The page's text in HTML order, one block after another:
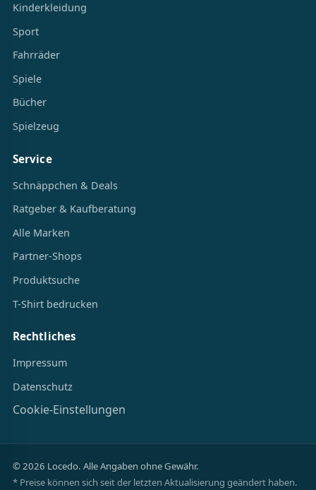
Kinderkleidung
Sport
Fahrräder
Spiele
Bücher
Spielzeug
Service
Schnäppchen & Deals
Ratgeber & Kaufberatung
Alle Marken
Partner-Shops
Produktsuche
T-Shirt bedrucken
Rechtliches
Impressum
Datenschutz
Cookie-Einstellungen
© 2026 Locedo. Alle Angaben ohne Gewähr.
* Preise können sich seit der letzten Aktualisierung geändert haben.